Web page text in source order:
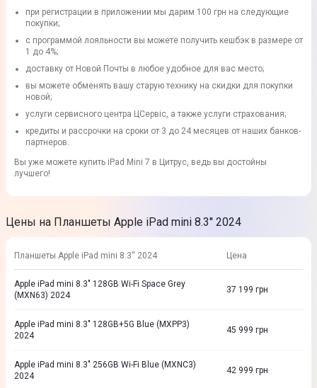
при регистрации в приложении мы дарим 100 грн на следующие
покупки;
с программой лояльности вы можете получить кешбэк в размере от
1 до 4%;
доставку от Новой Почты в любое удобное для вас место;
вы можете обменять вашу старую технику на скидки для покупки
новой;
услуги сервисного центра ЦСервіс, а также услуги страхования;
кредиты и рассрочки на сроки от 3 до 24 месяцев от наших банков-
партнеров.
Вы уже можете купить iPad Mini 7 в Цитрус, ведь вы достойны
лучшего!
Цены на Планшеты Apple iPad mini 8.3'' 2024
Планшеты Apple iPad mini 8.3'' 2024 Цена
Apple iPad mini 8.3" 128GB Wi-Fi Space Grey
(MXN63) 2024
37 199 грн
Apple iPad mini 8.3" 128GB+5G Blue (MXPP3)
2024
45 999 грн
Apple iPad mini 8.3" 256GB Wi-Fi Blue (MXNC3)
2024
42 999 грн